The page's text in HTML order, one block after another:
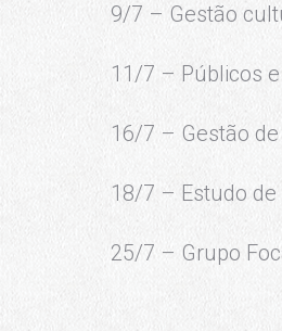
9/7 – Gestão
11/7 – Públicos
16/7 – Gestão
18/7 – Estudo de
25/7 – Grupo